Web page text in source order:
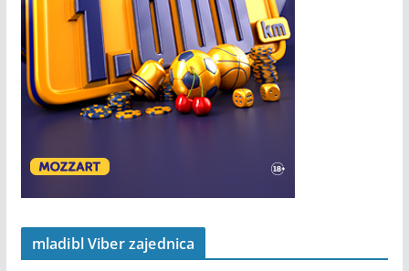
mladibl Viber zajednica